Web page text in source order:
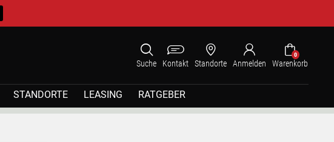
Suche Kontakt Standorte Anmelden
0
Warenkorb
STANDORTE LEASING RATGEBER